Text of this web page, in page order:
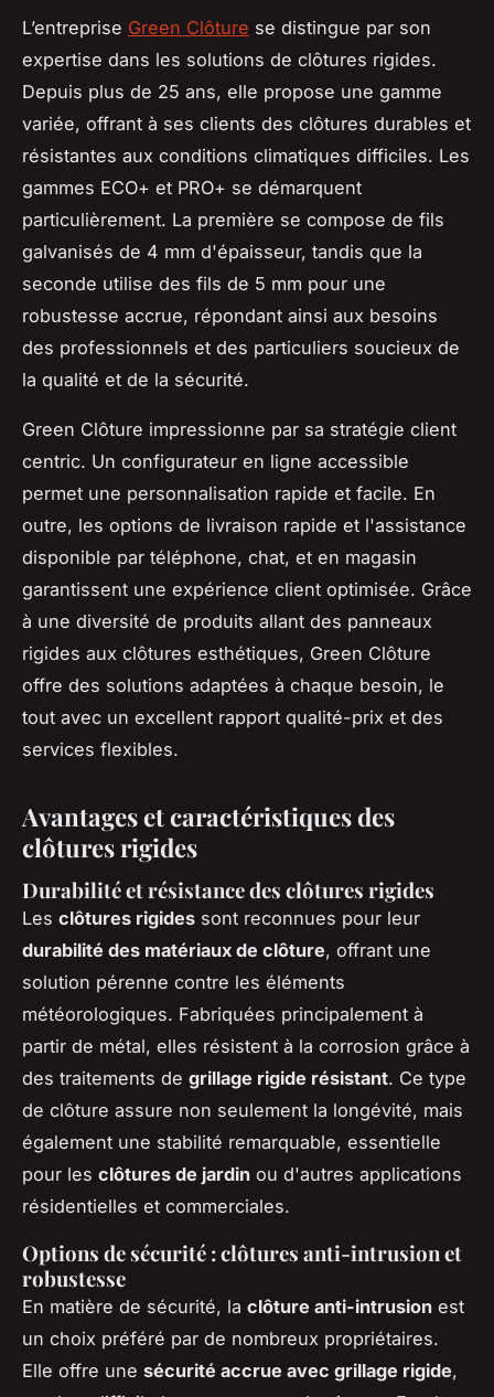
L’entreprise Green Clôture se distingue par son
expertise dans les solutions de clôtures rigides.
Depuis plus de 25 ans, elle propose une gamme
variée, offrant à ses clients des clôtures durables et
résistantes aux conditions climatiques difficiles. Les
gammes ECO+ et PRO+ se démarquent
particulièrement. La première se compose de fils
galvanisés de 4 mm d'épaisseur, tandis que la
seconde utilise des fils de 5 mm pour une
robustesse accrue, répondant ainsi aux besoins
des professionnels et des particuliers soucieux de
la qualité et de la sécurité.
Green Clôture impressionne par sa stratégie client
centric. Un configurateur en ligne accessible
permet une personnalisation rapide et facile. En
outre, les options de livraison rapide et l'assistance
disponible par téléphone, chat, et en magasin
garantissent une expérience client optimisée. Grâce
à une diversité de produits allant des panneaux
rigides aux clôtures esthétiques, Green Clôture
offre des solutions adaptées à chaque besoin, le
tout avec un excellent rapport qualité-prix et des
services flexibles.
Avantages et caractéristiques des
clôtures rigides
Durabilité et résistance des clôtures rigides
Les clôtures rigides sont reconnues pour leur
durabilité des matériaux de clôture, offrant une
solution pérenne contre les éléments
météorologiques. Fabriquées principalement à
partir de métal, elles résistent à la corrosion grâce à
des traitements de grillage rigide résistant. Ce type
de clôture assure non seulement la longévité, mais
également une stabilité remarquable, essentielle
pour les clôtures de jardin ou d'autres applications
résidentielles et commerciales.
Options de sécurité : clôtures anti-intrusion et
robustesse
En matière de sécurité, la clôture anti-intrusion est
un choix préféré par de nombreux propriétaires.
Elle offre une sécurité accrue avec grillage rigide,